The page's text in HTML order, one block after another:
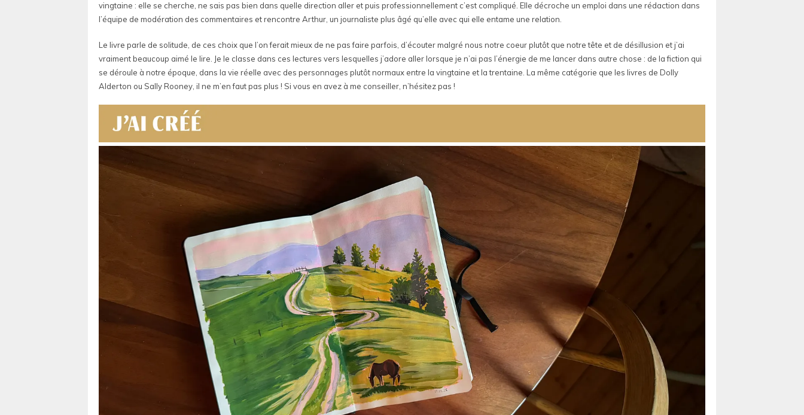
vingtaine : elle se cherche, ne sais pas bien dans quelle direction aller et puis professionnellement c’est compliqué. Elle décroche un emploi dans une rédaction dans
l’équipe de modération des commentaires et rencontre Arthur, un journaliste plus âgé qu’elle avec qui elle entame une relation.
Le livre parle de solitude, de ces choix que l’on ferait mieux de ne pas faire parfois, d’écouter malgré nous notre coeur plutôt que notre tête et de désillusion et j’ai
vraiment beaucoup aimé le lire. Je le classe dans ces lectures vers lesquelles j’adore aller lorsque je n’ai pas l’énergie de me lancer dans autre chose : de la fiction qui
se déroule à notre époque, dans la vie réelle avec des personnages plutôt normaux entre la vingtaine et la trentaine. La même catégorie que les livres de Dolly
Alderton ou Sally Rooney, il ne m’en faut pas plus ! Si vous en avez à me conseiller, n’hésitez pas !